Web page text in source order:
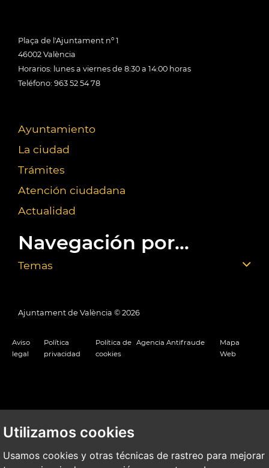
Utilizamos cookies
Usamos cookies y otras técnicas de rastreo para mejorar
Plaça de l'Ajuntament nº 1
46002 València
Horarios: lunes a viernes de 8:30 a 14:00 horas
Teléfono: 963 52 54 78
Ayuntamiento
La ciudad
Trámites
Atención ciudadana
Actualidad
Navegación por...
Temas
Ajuntament de València © 2026
Aviso
legal
Política
privacidad
Política de
cookies
Agencia Antifraude
Mapa
Web